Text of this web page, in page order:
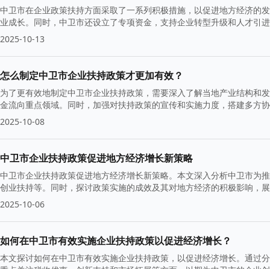
中卫市在企业政策扶持方面采取了一系列积极措施，以促进地方经济的
业成长。同时，中卫市还设立了专项资金，支持企业转型升级和人才引
2025-10-13
怎么制定中卫市企业扶持政策才更加有效？
为了更有效地制定中卫市企业扶持政策，需要深入了解当地产业结构和
金流向重点领域。同时，加强对扶持政策的宣传和实施力度，搭建多方
发展。
2025-10-08
中卫市企业扶持政策促进地方经济增长新策略
中卫市企业扶持政策促进地方经济增长新策略。本文深入分析中卫市为
创业扶持等。同时，探讨政策实施的成效及其对地方经济的积极影响，
2025-10-06
如何在中卫市有效实施企业扶持政策以促进经济增长？
本文探讨如何在中卫市有效实施企业扶持政策，以促进经济增长。通过